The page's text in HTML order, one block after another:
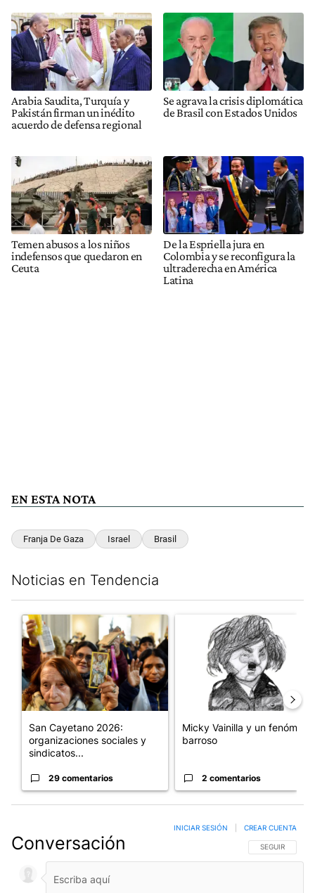
Arabia Saudita, Turquía y
Pakistán firman un inédito
acuerdo de defensa regional
Se agrava la crisis diplomática
de Brasil con Estados Unidos
Temen abusos a los niños
indefensos que quedaron en
Ceuta
De la Espriella jura en
Colombia y se reconfigura la
ultraderecha en América
Latina
EN ESTA NOTA
Franja De Gaza Israel Brasil
Noticias en Tendencia
Un artículo de tendencia con el título "San Cayetano 2026:
San Cayetano 2026:
organizaciones sociales y
sindicatos...
29 comentarios
Un artículo de tendencia
Micky Vainilla y un fenómeno
barroso
2 comentarios
Conversación SIGA ESTA
SEGUIR
INICIAR SESIÓN CREAR CUENTA